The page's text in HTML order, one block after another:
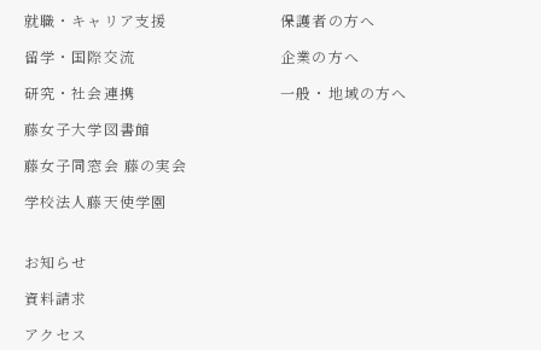
就職・キャリア支援
留学・国際交流
研究・社会連携
藤女子大学図書館
藤女子同窓会 藤の実会
学校法人藤天使学園
保護者の方へ
企業の方へ
一般・地域の方へ
お知らせ
資料請求
アクセス